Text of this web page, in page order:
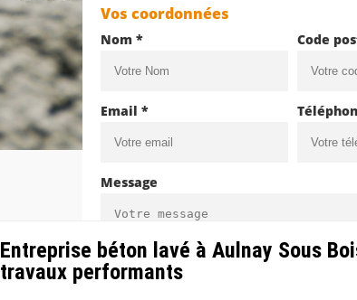
Vos coordonnées
Nom * Code
Email *
Message
Entreprise béton lavé à Aulnay Sous
travaux performants